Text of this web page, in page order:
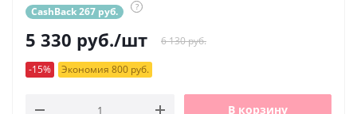
CashBack 267 руб. ?
5 330 руб./шт 6 130 руб.
-15% Экономия 800 руб.
В корзину